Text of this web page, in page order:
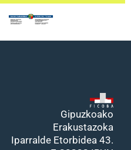
Gipuzkoako
Erakustazoka
Iparralde Etorbidea 43.